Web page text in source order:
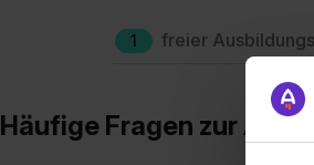
1 freier
Häufige Fragen zur